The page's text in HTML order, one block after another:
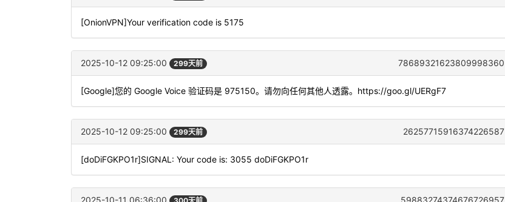
[OnionVPN]Your verification code is 5175
2025-10-12 09:25:00 299天前 78689321623809998360
[Google]您的 Google Voice 验证码是 975150。请勿向任何其他人透露。https://goo.gl/UERgF7
2025-10-12 09:25:00 299天前 26257715916374226587
[doDiFGKPO1r]SIGNAL: Your code is: 3055 doDiFGKPO1r
2025-10-11 06:36:00 59883274374676726957